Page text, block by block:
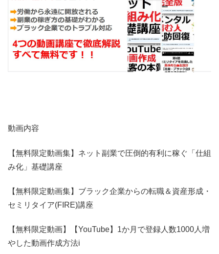
動画内容
【無料限定動画集】ネット副業で圧倒的有利に稼ぐ「仕組
み化」基礎講座
【無料限定動画集】ブラック企業からの転職＆資産形成・
セミリタイア(FIRE)講座
【無料限定動画】【YouTube】1か月で登録人数1000人増
やした動画作成方法i